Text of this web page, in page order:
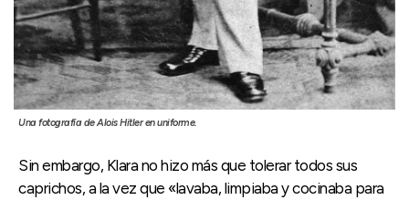
Una fotografía de Alois Hitler en uniforme.
Sin embargo, Klara no hizo más que tolerar todos sus
caprichos, a la vez que «lavaba, limpiaba y cocinaba para